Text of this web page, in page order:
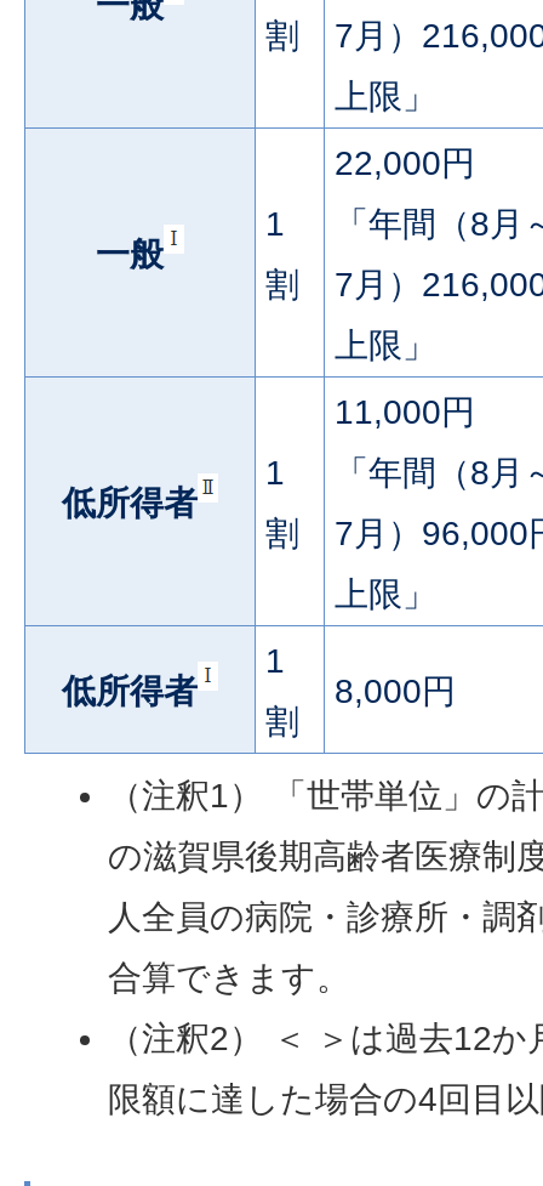
割
7月）
上限」
一般
1
割
22,000円
「年間（8月
7月）
上限」
低所得者
1
割
11,000円
「年間（8月
7月）96,000
上限」
低所得者
1
割
8,000円
（注釈1） 「世帯単位」の
の滋賀県後期高齢者医療制
人全員の病院・診療所・調
合算できます。
（注釈2） ＜ ＞は過去12
限額に達した場合の4回目